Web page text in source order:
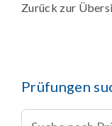
Zurück zur
Prüfungen